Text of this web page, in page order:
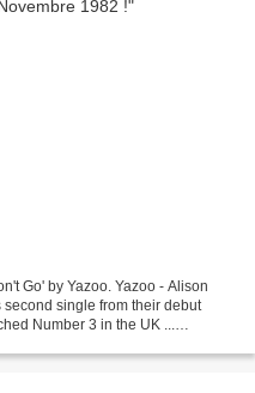
Go' by Yazoo. Yazoo - Alison
single from their debut
Number 3 in the UK ...